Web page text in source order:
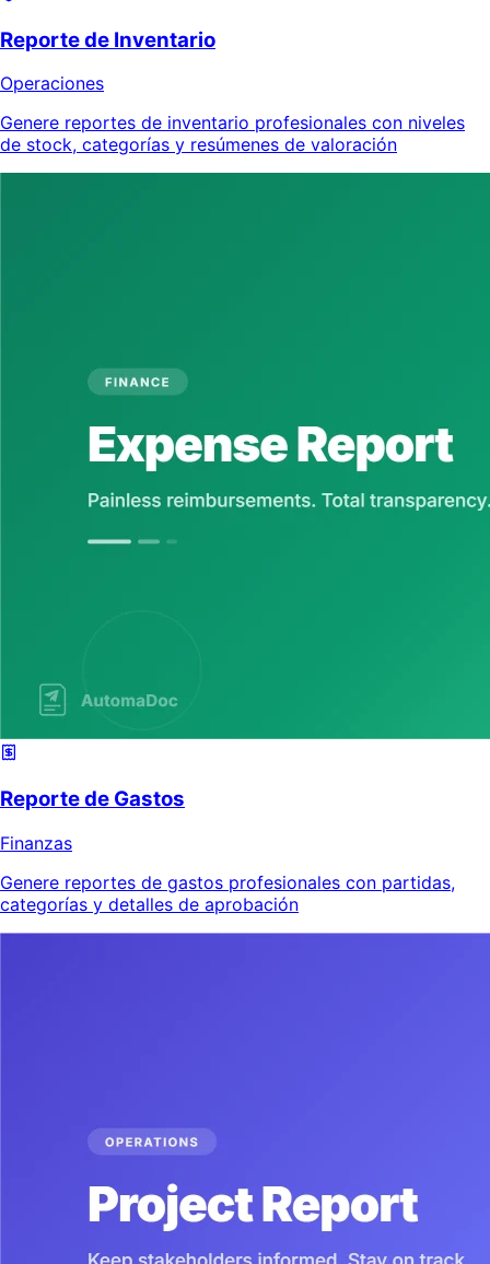
Reporte de Inventario
Operaciones
Genere reportes de inventario profesionales con niveles
de stock, categorías y resúmenes de valoración
Reporte de Gastos
Finanzas
Genere reportes de gastos profesionales con partidas,
categorías y detalles de aprobación